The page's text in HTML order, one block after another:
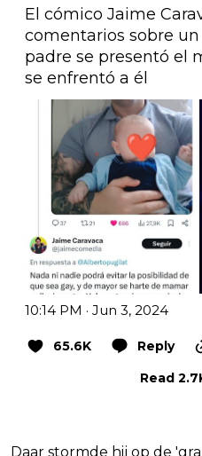
El cómico Jaime
comentarios sobre un
padre se presentó el
se enfrentó a él
10:14 PM · Jun 3, 2024
65.6K Reply
Read
Daar stormde hij op de